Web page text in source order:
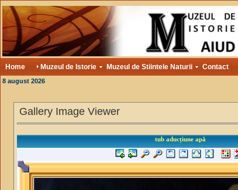
Home Muzeul de Istorie Muzeul de Stiintele Naturii Contact
8 august 2026
Gallery Image Viewer
tub aducțiune apă